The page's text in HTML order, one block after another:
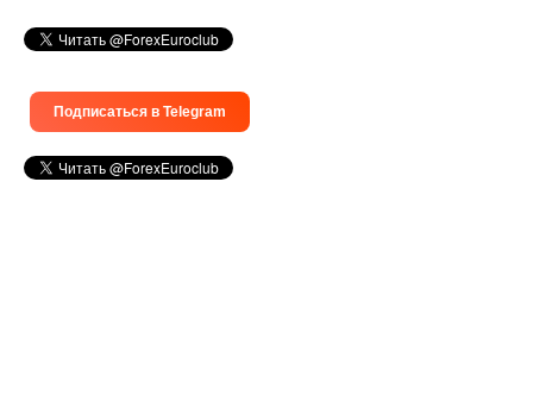
Подписаться в Telegram